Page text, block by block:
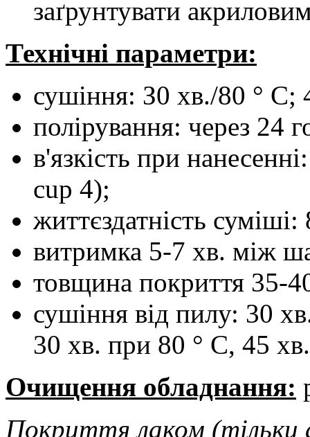
заґрунтувати
Технічні параметри:
сушіння: З0 хв./80 ° С;
полірування: через 24
в'язкість при
cup 4);
життєздатність
витримка 5-7 хв. між
товщина покриття 35-
сушіння від пилу: 30
30 хв. при 80 ° С, 45
Очищення обладнання:
Покриття лаком (тільки